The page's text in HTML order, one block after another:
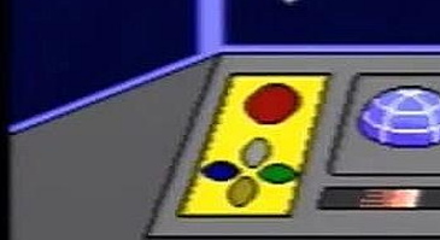
游戏资讯>快速记住4副扑克牌玩法图片